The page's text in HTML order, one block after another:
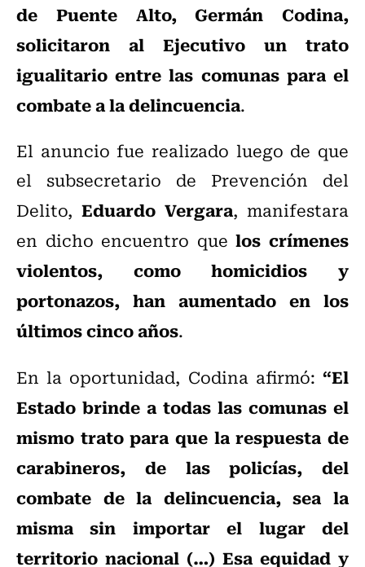
de Puente Alto, Germán Codina,
solicitaron al Ejecutivo un trato
igualitario entre las comunas para el
combate a la delincuencia.
El anuncio fue realizado luego de que
el subsecretario de Prevención del
Delito, Eduardo Vergara, manifestara
en dicho encuentro quelos crímenes
violentos, como homicidios y
portonazos, han aumentado en los
últimos cinco años.
En la oportunidad, Codina afirmó: “El
Estado brinde a todas las comunas el
mismo trato para que la respuesta de
carabineros, de las policías, del
combate de la delincuencia, sea la
misma sin importar el lugar del
territorio nacional (…) Esa equidad y